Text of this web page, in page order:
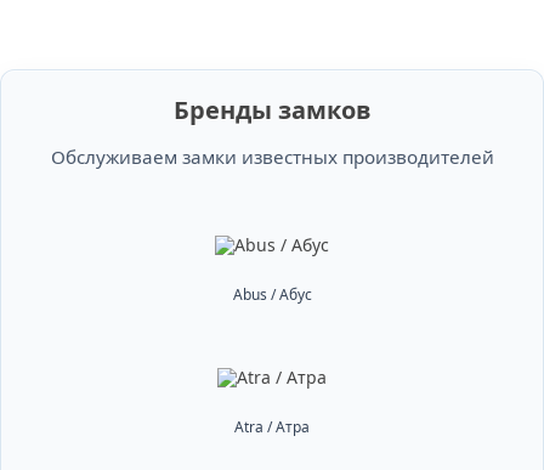
Бренды замков
Обслуживаем замки известных производителей
Abus / Абус
Atra / Атра